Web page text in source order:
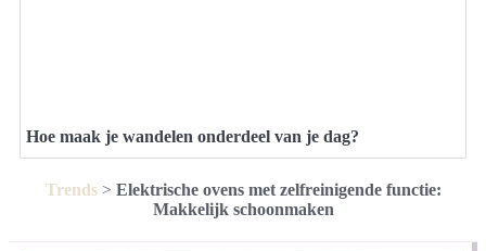
Hoe maak je wandelen onderdeel van je dag?
Trends> Elektrische ovens met zelfreinigende functie:
Makkelijk schoonmaken